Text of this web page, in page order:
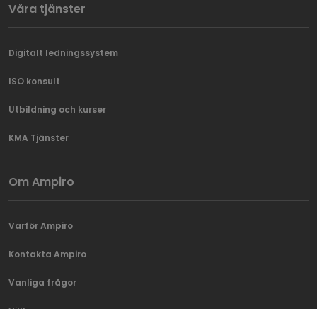
Våra tjänster
Digitalt ledningssystem
ISO konsult
Utbildning och kurser
KMA Tjänster
Om Ampiro
Varför Ampiro
Kontakta Ampiro
Vanliga frågor